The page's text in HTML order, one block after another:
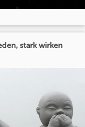
stark wirken